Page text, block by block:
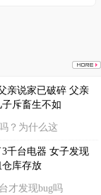
亲说家已破碎 父亲
斥畜生不如
？为什么这
千台电器 女子发现
库存放
才发现bug吗